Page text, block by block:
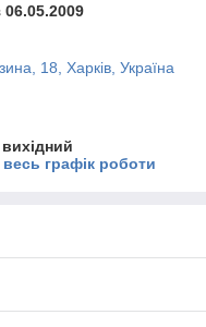
18, Харків, Україна
весь графік роботи